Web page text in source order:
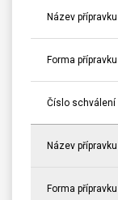
Název přípravku
Forma přípravku
Číslo schválení
Název přípravku
Forma přípravku